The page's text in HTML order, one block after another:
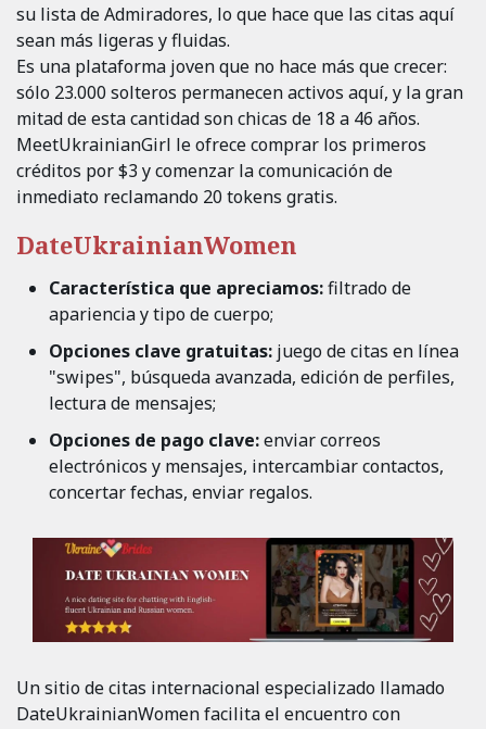
su lista de Admiradores, lo que hace que las citas aquí
sean más ligeras y fluidas.
Es una plataforma joven que no hace más que crecer:
sólo 23.000 solteros permanecen activos aquí, y la gran
mitad de esta cantidad son chicas de 18 a 46 años.
MeetUkrainianGirl le ofrece comprar los primeros
créditos por $3 y comenzar la comunicación de
inmediato reclamando 20 tokens gratis.
DateUkrainianWomen
Característica que apreciamos:filtrado de
apariencia y tipo de cuerpo;
Opciones clave gratuitas: juego de citas en línea
"swipes", búsqueda avanzada, edición de perfiles,
lectura de mensajes;
Opciones de pago clave:enviar correos
electrónicos y mensajes, intercambiar contactos,
concertar fechas, enviar regalos.
Un sitio de citas internacional especializado llamado
DateUkrainianWomen facilita el encuentro con